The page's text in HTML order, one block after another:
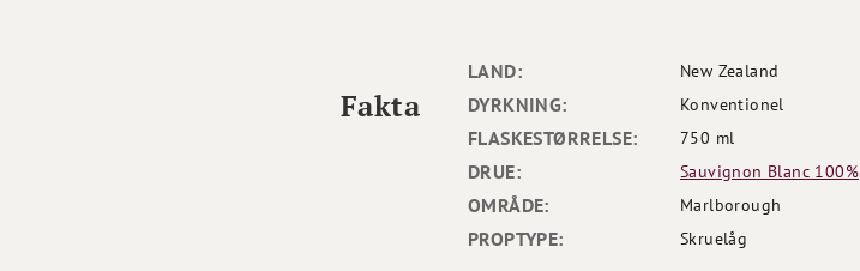
LAND: New Zealand
DYRKNING: Konventionel
FLASKESTØRRELSE: 750 ml
DRUE: Sauvignon Blanc 100%
OMRÅDE: Marlborough
PROPTYPE: Skruelåg
Fakta